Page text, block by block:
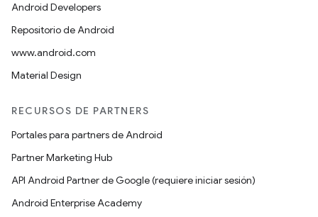
Android Developers
Repositorio de Android
www.android.com
Material Design
RECURSOS DE PARTNERS
Portales para partners de Android
Partner Marketing Hub
API Android Partner de Google (requiere iniciar sesión)
Android Enterprise Academy